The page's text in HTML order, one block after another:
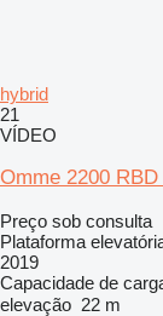
hybrid
21
VÍDEO
Omme 2200
Preço sob consulta
Plataforma
2019
Capacidade de
elevação 22 m